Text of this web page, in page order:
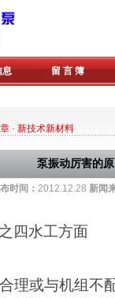
息 留 言 簿
- 新技术新材料
泵振动厉害的
时间： 2012.12.28 新闻
四水工方面
理或与机组不